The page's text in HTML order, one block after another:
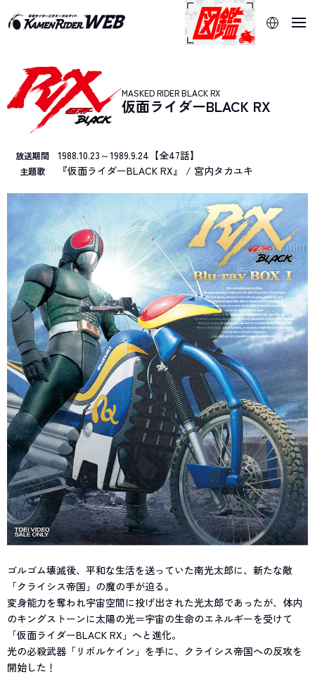
当サイトでは、機械的な自動翻訳サービスを使用していま
す。指定した言語に切り替わらないページは、ブラウザの翻
訳機能をご利用ください。
MASKED RIDER BLACK RX
仮面ライダーBLACK RX
放送期間 1988.10.23～1989.9.24【全47話】
主題歌 『仮面ライダーBLACK RX』 / 宮内タカユキ
ゴルゴム壊滅後、平和な生活を送っていた南光太郎に、新たな敵
「クライシス帝国」の魔の手が迫る。
変身能力を奪われ宇宙空間に投げ出された光太郎であったが、体内
のキングストーンに太陽の光＝宇宙の生命のエネルギーを受けて
「仮面ライダーBLACK RX」へと進化。
光の必殺武器「リボルケイン」を手に、クライシス帝国への反攻を
開始した！